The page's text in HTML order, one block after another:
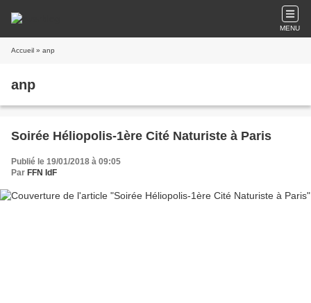
MENU
Accueil » anp
anp
Soirée Héliopolis-1ère Cité Naturiste à Paris
Publié le 19/01/2018 à 09:05
Par FFN IdF